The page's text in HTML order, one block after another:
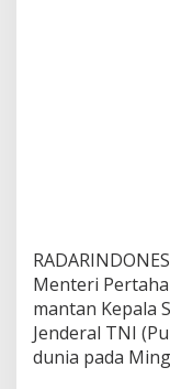
Menteri
mantan Kepala
Jenderal TNI
dunia pada